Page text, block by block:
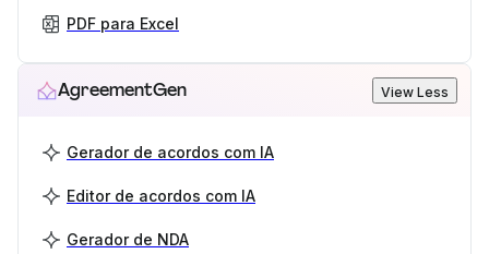
PDF para Excel
AgreementGen View Less
Gerador de acordos com IA
Editor de acordos com IA
Gerador de NDA